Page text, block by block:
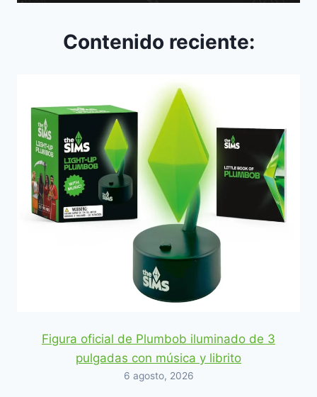
Contenido reciente:
Figura oficial de Plumbob iluminado de 3
pulgadas con música y librito
6 agosto, 2026